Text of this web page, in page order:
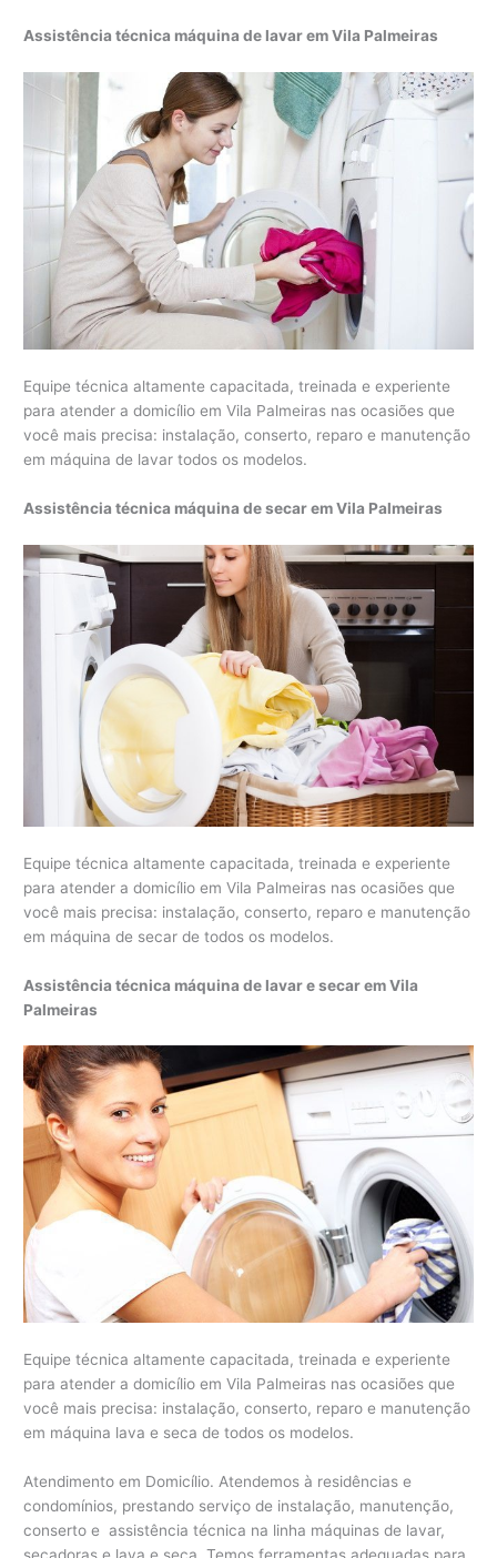
Assistência técnica máquina de lavar em Vila Palmeiras
Equipe técnica altamente capacitada, treinada e experiente
para atender a domicílio em Vila Palmeiras nas ocasiões que
você mais precisa: instalação, conserto, reparo e manutenção
em máquina de lavar todos os modelos.
Assistência técnica máquina de secar em Vila Palmeiras
Equipe técnica altamente capacitada, treinada e experiente
para atender a domicílio em Vila Palmeiras nas ocasiões que
você mais precisa: instalação, conserto, reparo e manutenção
em máquina de secar de todos os modelos.
Assistência técnica máquina de lavar e secar em Vila
Palmeiras
Equipe técnica altamente capacitada, treinada e experiente
para atender a domicílio em Vila Palmeiras nas ocasiões que
você mais precisa: instalação, conserto, reparo e manutenção
em máquina lava e seca de todos os modelos.
Atendimento em Domicílio. Atendemos à residências e
condomínios, prestando serviço de instalação, manutenção,
conserto e assistência técnica na linha máquinas de lavar,